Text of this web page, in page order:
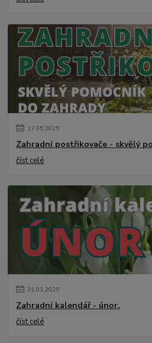
17.05.2025
Zahradní postřikovače - skvělý
číst celé
31.01.2025
Zahradní kalendář - únor.
číst celé